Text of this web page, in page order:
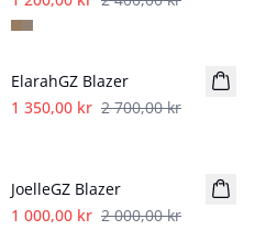
- 50%
ElarahGZ Blazer
1 350,00 kr 2 700,00 kr
JoelleGZ Blazer
1 000,00 kr 2 000,00 kr